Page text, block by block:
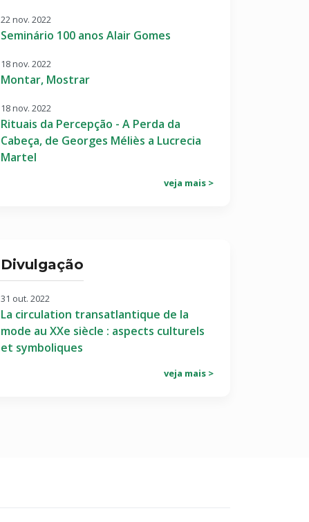
22 nov. 2022
Seminário 100 anos Alair Gomes
18 nov. 2022
Montar, Mostrar
18 nov. 2022
Rituais da Percepção - A Perda da
Cabeça, de Georges Méliès a Lucrecia
Martel
veja mais >
Divulgação
31 out. 2022
La circulation transatlantique de la
mode au XXe siècle : aspects culturels
et symboliques
veja mais >